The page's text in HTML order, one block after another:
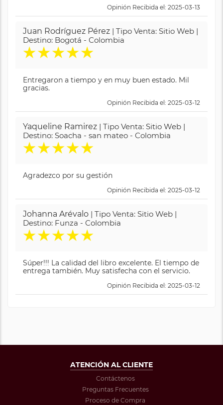
Opinión Recibida el: 2025-03-13
Juan Rodríguez Pérez | Tipo Venta: Sitio Web |
Destino: Bogotá - Colombia
★★★★★
Entregaron a tiempo y en muy buen estado. Mil
gracias.
Opinión Recibida el: 2025-03-12
Yaqueline Ramirez | Tipo Venta: Sitio Web |
Destino: Soacha - san mateo - Colombia
★★★★★
Agradezco por su gestión
Opinión Recibida el: 2025-03-12
Johanna Arévalo | Tipo Venta: Sitio Web |
Destino: Funza - Colombia
★★★★★
Súper!!! La calidad del libro excelente. El tiempo de
entrega también. Muy satisfecha con el servicio.
Opinión Recibida el: 2025-03-12
ATENCIÓN AL CLIENTE
Contáctenos
Preguntas Frecuentes
Proceso de Compra